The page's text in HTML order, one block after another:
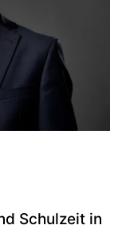
Schulzeit in